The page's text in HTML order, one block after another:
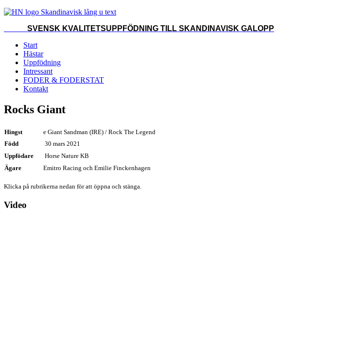
SVENSK KVALITETSUPPFÖDNING TILL SKANDINAVISK GALOPP
Start
Hästar
Uppfödning
Intressant
FODER & FODERSTAT
Kontakt
Rocks Giant
Hingst
e Giant Sandman (IRE) / Rock The Legend
Född
30 mars 2021
Uppfödare
Horse Nature KB
Ägare
Emitro Racing och Emilie Finckenhagen
Klicka på rubrikerna nedan för att öppna och stänga.
Video